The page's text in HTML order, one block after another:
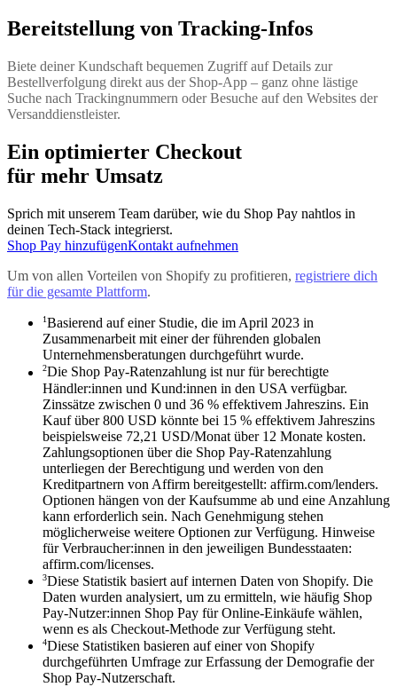
Bereitstellung von Tracking-Infos
Biete deiner Kundschaft bequemen Zugriff auf Details zur
Bestellverfolgung direkt aus der Shop-App – ganz ohne lästige
Suche nach Trackingnummern oder Besuche auf den Websites der
Versanddienstleister.
Ein optimierter Checkout
für mehr Umsatz
Sprich mit unserem Team darüber, wie du Shop Pay nahtlos in
deinen Tech-Stack integrierst.
Shop Pay hinzufügenKontakt aufnehmen
Um von allen Vorteilen von Shopify zu profitieren, registriere dich
für die gesamte Plattform.
1Basierend auf einer Studie, die im April 2023 in
Zusammenarbeit mit einer der führenden globalen
Unternehmensberatungen durchgeführt wurde.
2Die Shop Pay-Ratenzahlung ist nur für berechtigte
Händler:innen und Kund:innen in den USA verfügbar.
Zinssätze zwischen 0 und 36 % effektivem Jahreszins. Ein
Kauf über 800 USD könnte bei 15 % effektivem Jahreszins
beispielsweise 72,21 USD/Monat über 12 Monate kosten.
Zahlungsoptionen über die Shop Pay-Ratenzahlung
unterliegen der Berechtigung und werden von den
Kreditpartnern von Affirm bereitgestellt: affirm.com/lenders.
Optionen hängen von der Kaufsumme ab und eine Anzahlung
kann erforderlich sein. Nach Genehmigung stehen
möglicherweise weitere Optionen zur Verfügung. Hinweise
für Verbraucher:innen in den jeweiligen Bundesstaaten:
affirm.com/licenses.
3Diese Statistik basiert auf internen Daten von Shopify. Die
Daten wurden analysiert, um zu ermitteln, wie häufig Shop
Pay-Nutzer:innen Shop Pay für Online-Einkäufe wählen,
wenn es als Checkout-Methode zur Verfügung steht.
4Diese Statistiken basieren auf einer von Shopify
durchgeführten Umfrage zur Erfassung der Demografie der
Shop Pay-Nutzerschaft.